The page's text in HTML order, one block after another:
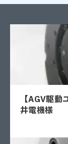
【AGV駆
井電機様